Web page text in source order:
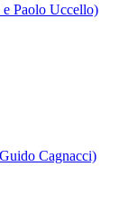
Paolo Uccello)
Cagnacci)